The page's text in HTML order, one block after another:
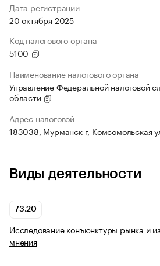
Дата регистрации
20 октября 2025
Код налогового органа
5100
Наименование налогового органа
Управление Федеральной налоговой
области
Адрес налоговой
183038, Мурманск г, Комсомольская
Виды деятельности
73.20
Исследование конъюнктуры рынка и
мнения